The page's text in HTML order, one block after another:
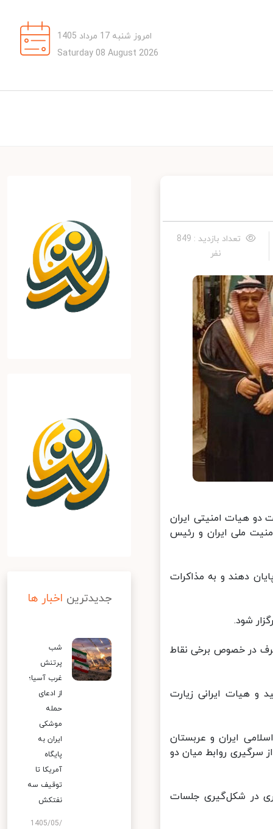
امروز شنبه 17 مرداد 1405
Saturday 08 August 2026
تعداد بازدید : 849
نفر
هیات امنیتی ایران
ملی ایران و رئیس
دهند و به مذاکرات
شود.
در خصوص برخی نقاط
هیات ایرانی زیارت
ایران و عربستان
روابط میان دو
در شکل‌گیری جلسات
جدیدترین اخبار ها
شب
پرتنش
غرب آسیا؛
از ادعای
حمله
موشکی
ایران به
پایگاه
آمریکا تا
توقیف سه
نفتکش
1405/05/